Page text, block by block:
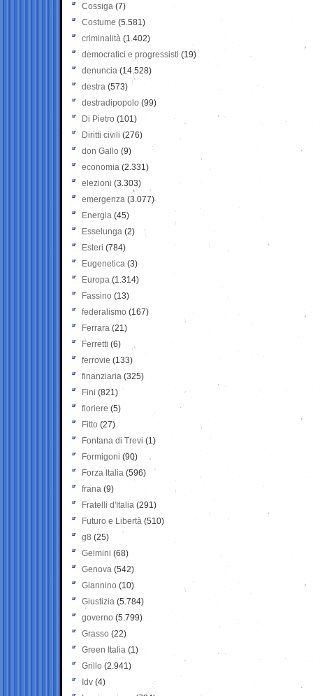
Cossiga (7)
Costume (5.581)
criminalità (1.402)
democratici e progressisti (19)
denuncia (14.528)
destra (573)
destradipopolo (99)
Di Pietro (101)
Diritti civili (276)
don Gallo (9)
economia (2.331)
elezioni (3.303)
emergenza (3.077)
Energia (45)
Esselunga (2)
Esteri (784)
Eugenetica (3)
Europa (1.314)
Fassino (13)
federalismo (167)
Ferrara (21)
Ferretti (6)
ferrovie (133)
finanziaria (325)
Fini (821)
fioriere (5)
Fitto (27)
Fontana di Trevi (1)
Formigoni (90)
Forza Italia (596)
frana (9)
Fratelli d'Italia (291)
Futuro e Libertà (510)
g8 (25)
Gelmini (68)
Genova (542)
Giannino (10)
Giustizia (5.784)
governo (5.799)
Grasso (22)
Green Italia (1)
Grillo (2.941)
Idv (4)